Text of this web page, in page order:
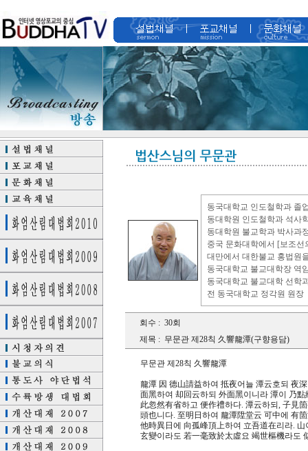
동국대학교 인도철학과 졸
동대학원 인도철학과 석사
동대학원 불교학과 박사과
중국 문화대학에서 [보조
대만에서 대한불교 홍법원
동국대학교 불교대학장 역
동국대학교 불교대학 선학
전 동국대학교 정각원 원장
회수 : 30회
제목 : 무문관 제28칙 久響龍潭(구향용담)
무문관 제28칙 久響龍潭
龍潭 因 德山請益하여 抵夜어늘 潭云호되 夜
面黑하여 却回云하되 外面黑이니라 潭이 乃
此忽然有省하고 便作禮하다. 潭云하되, 子見
頭也니다. 至明日하여 龍潭陞堂云 可中에 有
他時異日에 向孤峰頂上하여 立吾道在리라.
玄變이라도 若一毫致於太虛요 竭世樞機라도